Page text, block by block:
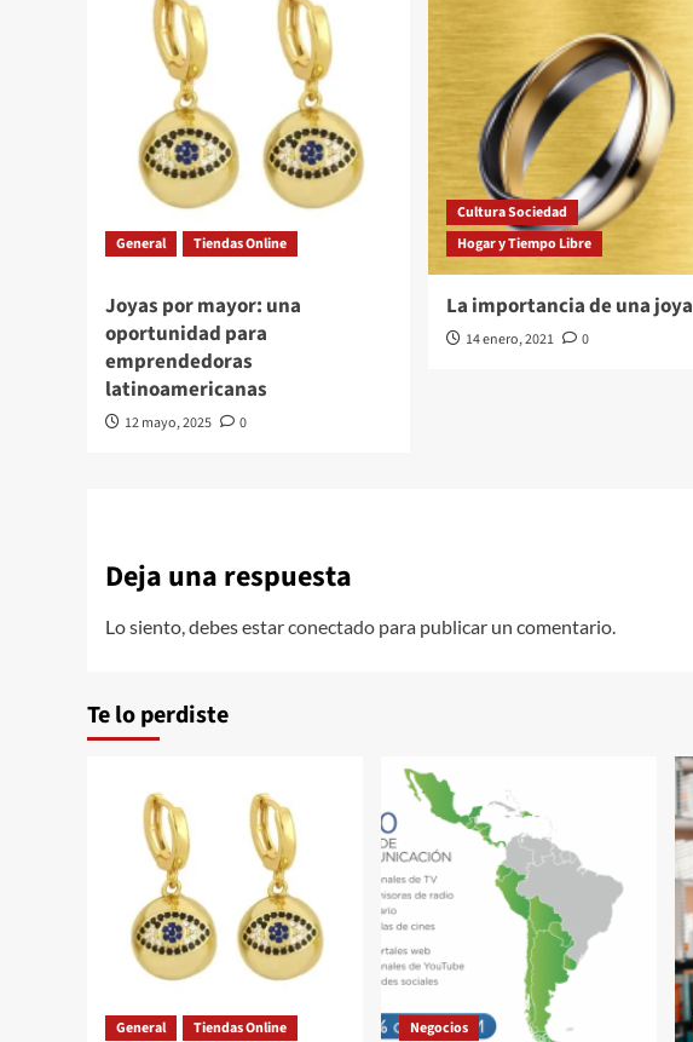
General Tiendas Online
Joyas por mayor: una
oportunidad para
emprendedoras
latinoamericanas
12 mayo, 2025 0
Cultura Sociedad
Hogar y Tiempo Libre
La importancia de una joya
14 enero, 2021 0
Deja una respuesta
Lo siento, debes estarconectado para publicar un comentario.
Te lo perdiste
General Tiendas Online Negocios